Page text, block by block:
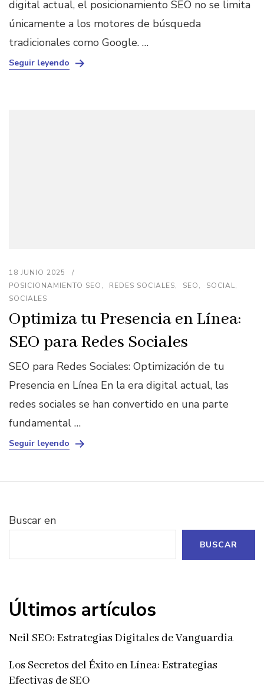
digital actual, el posicionamiento SEO no se limita
únicamente a los motores de búsqueda
tradicionales como Google. …
Seguir leyendo
18 JUNIO 2025
POSICIONAMIENTO SEO
REDES SOCIALES SEO
SOCIAL
SOCIALES
Optimiza tu Presencia en Línea:
SEO para Redes Sociales
SEO para Redes Sociales: Optimización de tu
Presencia en Línea En la era digital actual, las
redes sociales se han convertido en una parte
fundamental …
Seguir leyendo
Buscar en
BUSCAR
Últimos artículos
Neil SEO: Estrategias Digitales de Vanguardia
Los Secretos del Éxito en Línea: Estrategias
Efectivas de SEO